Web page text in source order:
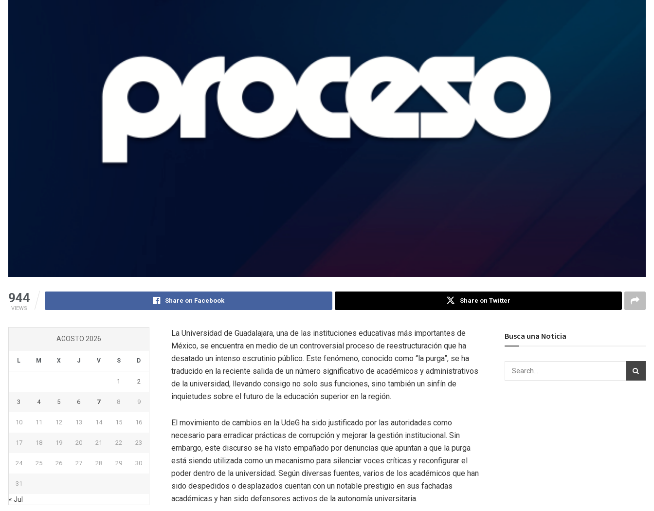
944
VIEWS
Share on Facebook Share on Twitter
La Universidad de Guadalajara, una de las instituciones educativas más importantes de
México, se encuentra en medio de un controversial proceso de reestructuración que ha
desatado un intenso escrutinio público. Este fenómeno, conocido como “la purga”, se ha
traducido en la reciente salida de un número significativo de académicos y administrativos
de la universidad, llevando consigo no solo sus funciones, sino también un sinfín de
inquietudes sobre el futuro de la educación superior en la región.
El movimiento de cambios en la UdeG ha sido justificado por las autoridades como
necesario para erradicar prácticas de corrupción y mejorar la gestión institucional. Sin
embargo, este discurso se ha visto empañado por denuncias que apuntan a que la purga
está siendo utilizada como un mecanismo para silenciar voces críticas y reconfigurar el
poder dentro de la universidad. Según diversas fuentes, varios de los académicos que han
sido despedidos o desplazados cuentan con un notable prestigio en sus fachadas
académicas y han sido defensores activos de la autonomía universitaria.
AGOSTO 2026
L M X J V S D
1 2
3 4 5 6 7 8 9
10 11 12 13 14 15 16
17 18 19 20 21 22 23
24 25 26 27 28 29 30
31
« Jul
Busca una Noticia